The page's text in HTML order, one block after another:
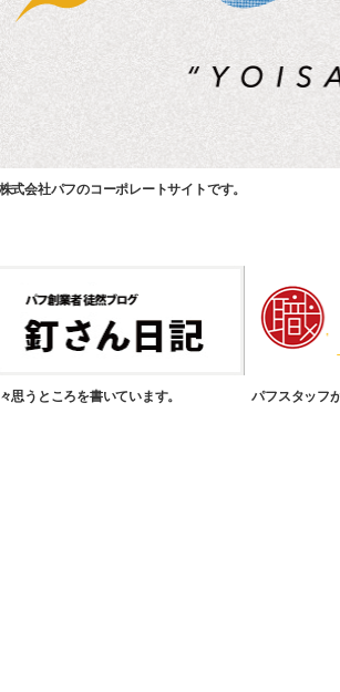
式会社パフのコーポレートサイトです。
思うところを書いています。 パフスタッフ